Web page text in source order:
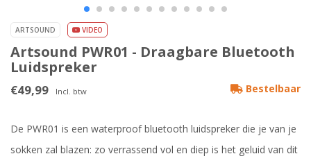
ARTSOUND VIDEO
Artsound PWR01 - Draagbare Bluetooth
Luidspreker
€49,99 Incl. btw Bestelbaar
De PWR01 is een waterproof bluetooth luidspreker die je van je
sokken zal blazen: zo verrassend vol en diep is het geluid van dit